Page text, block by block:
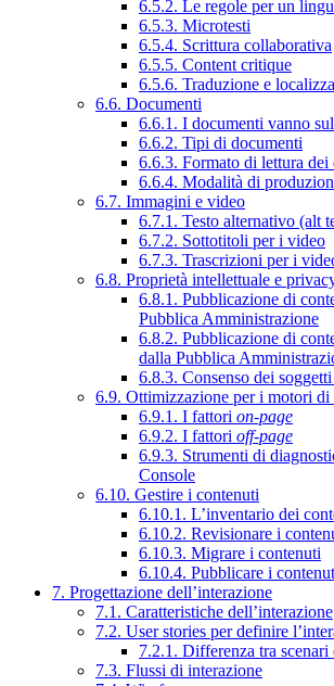
6.5.2. Le regole per un
6.5.3. Microtesti
6.5.4. Scrittura collaborativa
6.5.5. Content critique
6.5.6. Traduzione e
6.6. Documenti
6.6.1. I documenti vanno
6.6.2. Tipi di documenti
6.6.3. Formato di lettura
6.6.4. Modalità di
6.7. Immagini e video
6.7.1. Testo alternativo (alt
6.7.2. Sottotitoli per i video
6.7.3. Trascrizioni per i
6.8. Proprietà intellettuale e
6.8.1. Pubblicazione di
Pubblica Amministrazione
6.8.2. Pubblicazione di
dalla Pubblica
6.8.3. Consenso dei
6.9. Ottimizzazione per i motori di
6.9.1. I fattori on-page
6.9.2. I fattori off-page
6.9.3. Strumenti di
Console
6.10. Gestire i contenuti
6.10.1. L’inventario dei
6.10.2. Revisionare i
6.10.3. Migrare i contenuti
6.10.4. Pubblicare i
7. Progettazione dell’interazione
7.1. Caratteristiche dell’interazione
7.2. User stories per definire
7.2.1. Differenza tra scenari
7.3. Flussi di interazione